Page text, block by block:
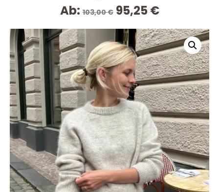
Ab:103,00€ Ursprünglicher
Preis
war:
103,00 €
95,25€Aktueller
ist:
95,25 €.